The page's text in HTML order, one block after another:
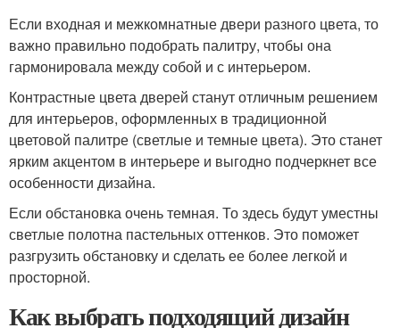
Если входная и межкомнатные двери разного цвета, то
важно правильно подобрать палитру, чтобы она
гармонировала между собой и с интерьером.
Контрастные цвета дверей станут отличным решением
для интерьеров, оформленных в традиционной
цветовой палитре (светлые и темные цвета). Это станет
ярким акцентом в интерьере и выгодно подчеркнет все
особенности дизайна.
Если обстановка очень темная. То здесь будут уместны
светлые полотна пастельных оттенков. Это поможет
разгрузить обстановку и сделать ее более легкой и
просторной.
Как выбрать подходящий дизайн